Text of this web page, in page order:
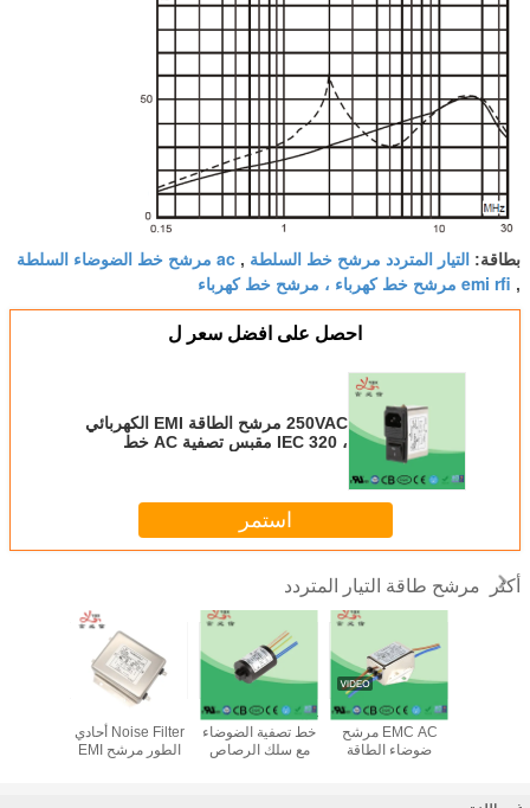
بطاقة: التيار المتردد مرشح خط السلطة , ac مرشح خط الضوضاء السلطة
, emi rfi مرشح خط كهرباء ، مرشح خط كهرباء
احصل على افضل سعر ل
250VAC مرشح الطاقة EMI الكهربائي
، IEC 320 مقبس تصفية AC خط
استمر
أكثر مرشح طاقة التيار المتردد
Noise Filter أحادي
الطور مرشح EMI
غسالة 250V 4A 6A
خط تصفية الضوضاء
مع سلك الرصاص
220V 3A 6A EMI
EMC AC مرشح
ضوضاء الطاقة